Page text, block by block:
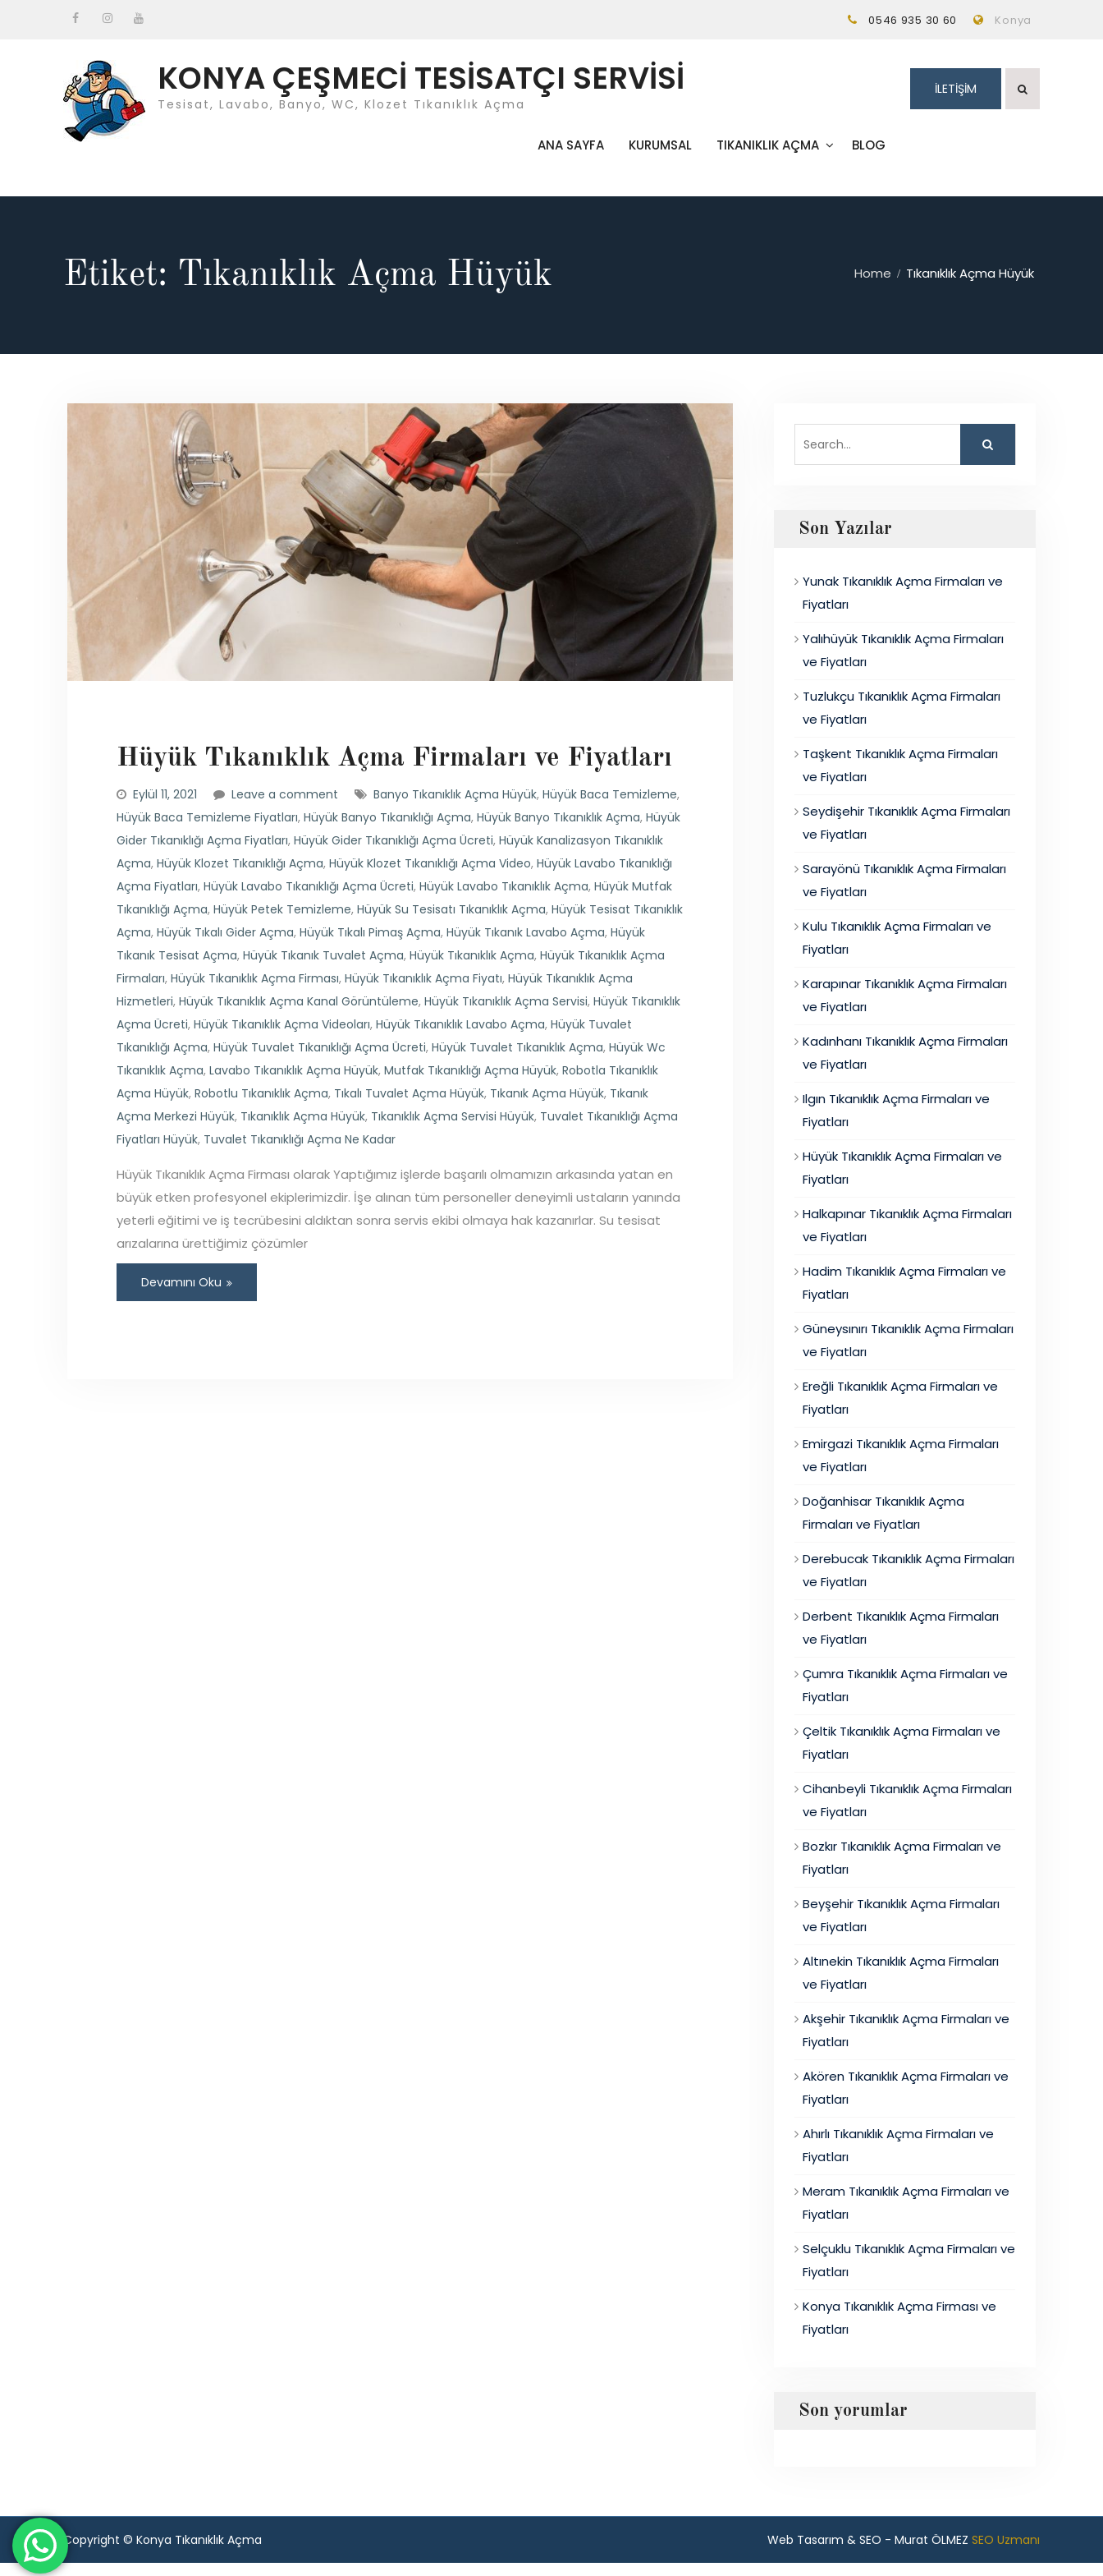
0546 935 30 60 Konya
KONYA ÇEŞMECİ TESİSATÇI SERVİSİ
Tesisat, Lavabo, Banyo, WC, Klozet Tıkanıklık Açma
İLETİŞİM
ANA SAYFA KURUMSAL TIKANIKLIK AÇMA BLOG
Etiket: Tıkanıklık Açma Hüyük Home Tıkanıklık Açma Hüyük
Hüyük Tıkanıklık Açma Firmaları ve Fiyatları
Eylül 11, 2021 Leave a comment Banyo Tıkanıklık Açma Hüyük, Hüyük Baca Temizleme,
Hüyük Baca Temizleme Fiyatları, Hüyük Banyo Tıkanıklığı Açma, Hüyük Banyo Tıkanıklık Açma, Hüyük
Gider Tıkanıklığı Açma Fiyatları, Hüyük Gider Tıkanıklığı Açma Ücreti, Hüyük Kanalizasyon Tıkanıklık
Açma, Hüyük Klozet Tıkanıklığı Açma, Hüyük Klozet Tıkanıklığı Açma Video, Hüyük Lavabo Tıkanıklığı
Açma Fiyatları, Hüyük Lavabo Tıkanıklığı Açma Ücreti, Hüyük Lavabo Tıkanıklık Açma, Hüyük Mutfak
Tıkanıklığı Açma, Hüyük Petek Temizleme, Hüyük Su Tesisatı Tıkanıklık Açma, Hüyük Tesisat Tıkanıklık
Açma, Hüyük Tıkalı Gider Açma, Hüyük Tıkalı Pimaş Açma, Hüyük Tıkanık Lavabo Açma, Hüyük
Tıkanık Tesisat Açma, Hüyük Tıkanık Tuvalet Açma, Hüyük Tıkanıklık Açma, Hüyük Tıkanıklık Açma
Firmaları, Hüyük Tıkanıklık Açma Firması, Hüyük Tıkanıklık Açma Fiyatı, Hüyük Tıkanıklık Açma
Hizmetleri, Hüyük Tıkanıklık Açma Kanal Görüntüleme, Hüyük Tıkanıklık Açma Servisi, Hüyük Tıkanıklık
Açma Ücreti, Hüyük Tıkanıklık Açma Videoları, Hüyük Tıkanıklık Lavabo Açma, Hüyük Tuvalet
Tıkanıklığı Açma, Hüyük Tuvalet Tıkanıklığı Açma Ücreti, Hüyük Tuvalet Tıkanıklık Açma, Hüyük Wc
Tıkanıklık Açma, Lavabo Tıkanıklık Açma Hüyük, Mutfak Tıkanıklığı Açma Hüyük, Robotla Tıkanıklık
Açma Hüyük, Robotlu Tıkanıklık Açma, Tıkalı Tuvalet Açma Hüyük, Tıkanık Açma Hüyük, Tıkanık
Açma Merkezi Hüyük, Tıkanıklık Açma Hüyük, Tıkanıklık Açma Servisi Hüyük, Tuvalet Tıkanıklığı Açma
Fiyatları Hüyük, Tuvalet Tıkanıklığı Açma Ne Kadar
Hüyük Tıkanıklık Açma Firması olarak Yaptığımız işlerde başarılı olmamızın arkasında yatan en
büyük etken profesyonel ekiplerimizdir. İşe alınan tüm personeller deneyimli ustaların yanında
yeterli eğitimi ve iş tecrübesini aldıktan sonra servis ekibi olmaya hak kazanırlar. Su tesisat
arızalarına ürettiğimiz çözümler
Devamını Oku
Son Yazılar
Yunak Tıkanıklık Açma Firmaları ve
Fiyatları
Yalıhüyük Tıkanıklık Açma Firmaları
ve Fiyatları
Tuzlukçu Tıkanıklık Açma Firmaları
ve Fiyatları
Taşkent Tıkanıklık Açma Firmaları
ve Fiyatları
Seydişehir Tıkanıklık Açma Firmaları
ve Fiyatları
Sarayönü Tıkanıklık Açma Firmaları
ve Fiyatları
Kulu Tıkanıklık Açma Firmaları ve
Fiyatları
Karapınar Tıkanıklık Açma Firmaları
ve Fiyatları
Kadınhanı Tıkanıklık Açma Firmaları
ve Fiyatları
Ilgın Tıkanıklık Açma Firmaları ve
Fiyatları
Hüyük Tıkanıklık Açma Firmaları ve
Fiyatları
Halkapınar Tıkanıklık Açma Firmaları
ve Fiyatları
Hadim Tıkanıklık Açma Firmaları ve
Fiyatları
Güneysınırı Tıkanıklık Açma Firmaları
ve Fiyatları
Ereğli Tıkanıklık Açma Firmaları ve
Fiyatları
Emirgazi Tıkanıklık Açma Firmaları
ve Fiyatları
Doğanhisar Tıkanıklık Açma
Firmaları ve Fiyatları
Derebucak Tıkanıklık Açma Firmaları
ve Fiyatları
Derbent Tıkanıklık Açma Firmaları
ve Fiyatları
Çumra Tıkanıklık Açma Firmaları ve
Fiyatları
Çeltik Tıkanıklık Açma Firmaları ve
Fiyatları
Cihanbeyli Tıkanıklık Açma Firmaları
ve Fiyatları
Bozkır Tıkanıklık Açma Firmaları ve
Fiyatları
Beyşehir Tıkanıklık Açma Firmaları
ve Fiyatları
Altınekin Tıkanıklık Açma Firmaları
ve Fiyatları
Akşehir Tıkanıklık Açma Firmaları ve
Fiyatları
Akören Tıkanıklık Açma Firmaları ve
Fiyatları
Ahırlı Tıkanıklık Açma Firmaları ve
Fiyatları
Meram Tıkanıklık Açma Firmaları ve
Fiyatları
Selçuklu Tıkanıklık Açma Firmaları ve
Fiyatları
Konya Tıkanıklık Açma Firması ve
Fiyatları
Son yorumlar
Copyright © Konya Tıkanıklık Açma Web Tasarım & SEO - Murat ÖLMEZ SEO Uzmanı